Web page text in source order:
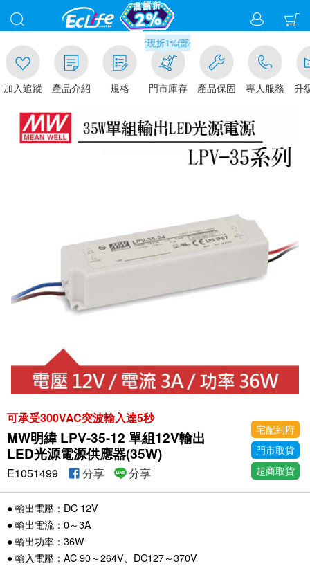
加入追蹤 產品介紹 規格
滿千元門市取貨現折1%(部分商品不適用)-請點我看
門市庫存 產品保固 專人服務 升
可承受300VAC突波輸入達5秒
MW明緯 LPV-35-12 單組12V輸出
LED光源電源供應器(35W)
宅配到府
門市取貨
超商取貨
E1051499 分享 分享
● 輸出電壓：DC 12V
● 輸出電流：0～3A
● 輸出功率：36W
● 輸入電壓：AC 90～264V、DC127～370V